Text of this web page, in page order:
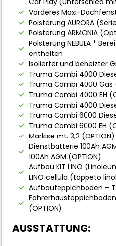
Vorderes Maxi-
Polsterung AURORA
Polsterung ARMONIA
Polsterung NEBULA *
enthalten
Isolierter und beheizter
Truma Combi 4000
Truma Combi 4000 Gas
Truma Combi 4000 EH
Truma Combi 4000
Truma Combi 6000
Truma Combi 6000 EH
Markise mt. 3,2 (OPTION)
Dienstbatterie 100Ah
100Ah AGM (OPTION)
Aufbau KIT LINO
LINO cellula (tappeto
Aufbauteppichboden –
(OPTION)
AUSSTATTUNG: